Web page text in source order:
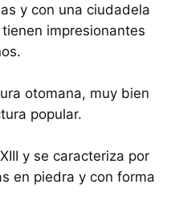
y con una ciudadela
impresionantes
otomana, muy bien
popular.
y se caracteriza por
en piedra y con forma